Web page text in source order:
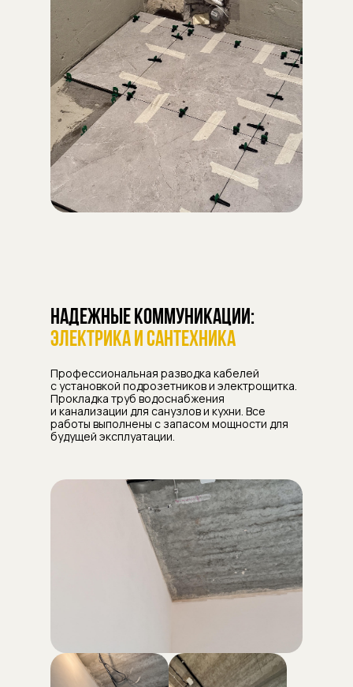
Надежные коммуникации:
электрика и сантехника
Профессиональная разводка кабелей
с установкой подрозетников и электрощитка.
Прокладка труб водоснабжения
и канализации для санузлов и кухни. Все
работы выполнены с запасом мощности для
будущей эксплуатации.